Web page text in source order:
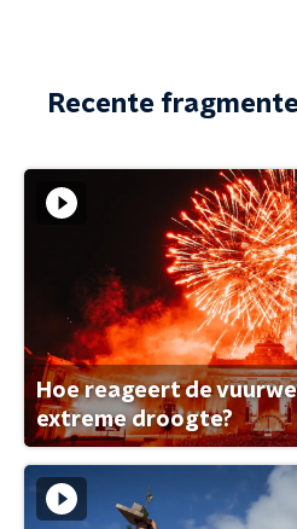
Recente
Hoe reageert de
extreme droogte?